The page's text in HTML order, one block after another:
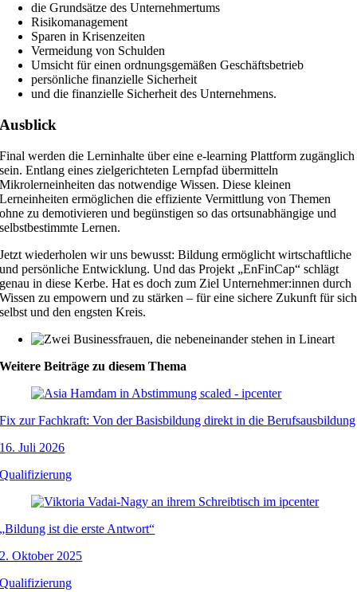
die Grundsätze des Unternehmertums
Risikomanagement
Sparen in Krisenzeiten
Vermeidung von Schulden
Umsicht für einen ordnungsgemäßen Geschäftsbetrieb
persönliche finanzielle Sicherheit
und die finanzielle Sicherheit des Unternehmens.
Ausblick
Final werden die Lerninhalte über eine e-learning Plattform zugänglich
sein. Entlang eines zielgerichteten Lernpfad übermitteln
Mikrolerneinheiten das notwendige Wissen. Diese kleinen
Lerneinheiten ermöglichen die effiziente Vermittlung von Themen
ohne zu demotivieren und begünstigen so das ortsunabhängige und
selbstbestimmte Lernen.
Jetzt wiederholen wir uns bewusst: Bildung ermöglicht wirtschaftliche
und persönliche Entwicklung. Und das Projekt „EnFinCap“ schlägt
genau in diese Kerbe. Hat es doch zum Ziel Unternehmer:innen durch
Wissen zu empowern und zu stärken – für eine sichere Zukunft für sich
selbst und den engsten Kreis.
Weitere Beiträge zu diesem Thema
Fix zur Fachkraft: Von der Basisbildung direkt in die Berufsausbildung
16. Juli 2026
Qualifizierung
„Bildung ist die erste Antwort“
2. Oktober 2025
Qualifizierung